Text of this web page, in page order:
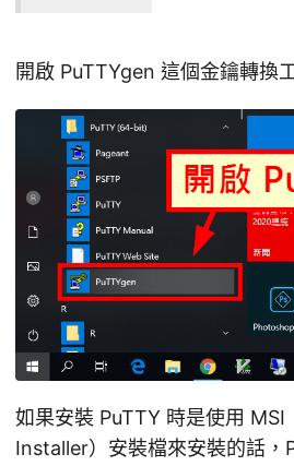
開啟 PuTTYgen 這個金鑰轉換
如果安裝 PuTTY 時是使用
Installer）安裝檔來安裝的話，